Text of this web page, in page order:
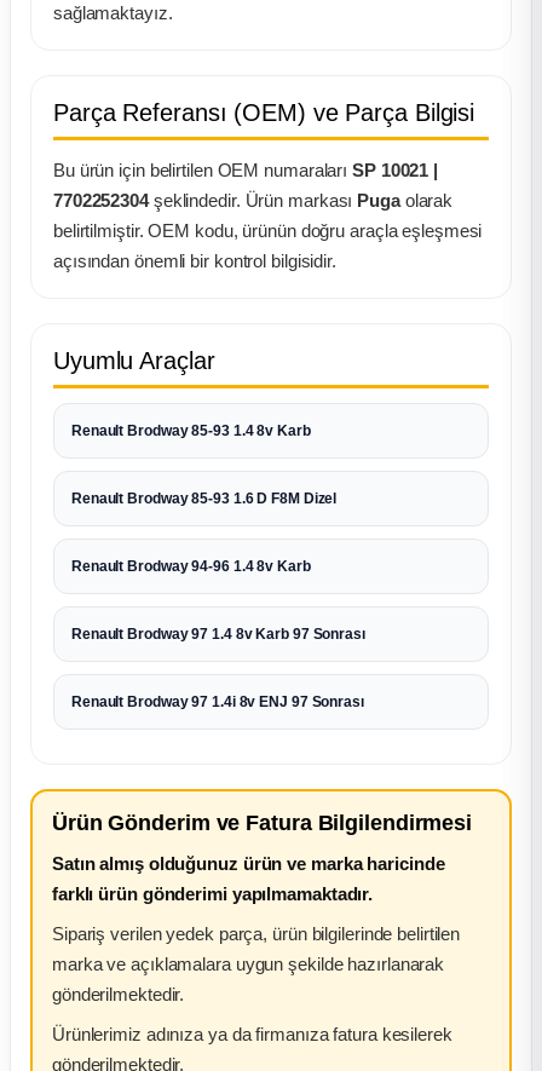
sağlamaktayız.
Parça Referansı (OEM) ve Parça Bilgisi
Bu ürün için belirtilen OEM numaralarıSP 10021 |
7702252304şeklindedir. Ürün markası Pugaolarak
belirtilmiştir. OEM kodu, ürünün doğru araçla eşleşmesi
açısından önemli bir kontrol bilgisidir.
Uyumlu Araçlar
Renault Brodway 85-93 1.4 8v Karb
Renault Brodway 85-93 1.6 D F8M Dizel
Renault Brodway 94-96 1.4 8v Karb
Renault Brodway 97 1.4 8v Karb 97 Sonrası
Renault Brodway 97 1.4i 8v ENJ 97 Sonrası
Ürün Gönderim ve Fatura Bilgilendirmesi
Satın almış olduğunuz ürün ve marka haricinde
farklı ürün gönderimi yapılmamaktadır.
Sipariş verilen yedek parça, ürün bilgilerinde belirtilen
marka ve açıklamalara uygun şekilde hazırlanarak
gönderilmektedir.
Ürünlerimiz adınıza ya da firmanıza fatura kesilerek
gönderilmektedir.